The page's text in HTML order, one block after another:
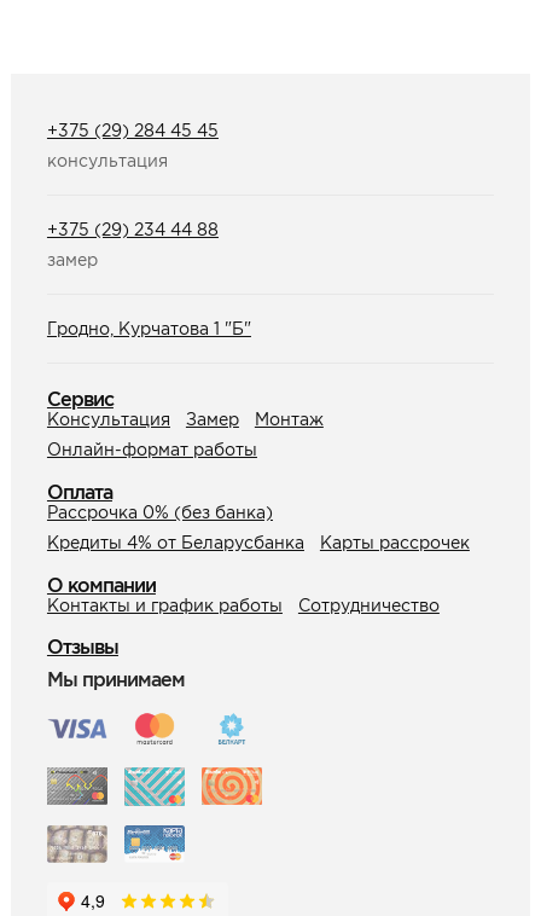
+375 (29) 284 45 45
консультация
+375 (29) 234 44 88
замер
Гродно, Курчатова 1 "Б"
Сервис
Консультация Замер
Монтаж
Онлайн-формат работы
Оплата
Рассрочка 0% (без банка)
Кредиты 4% от Беларусбанка
Карты рассрочек
О компании
Контакты и график работы Сотрудничество
Отзывы
Мы принимаем